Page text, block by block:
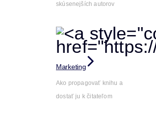
skúsenejších autorov
Marketing
Ako propagovať knihu a
dostať ju k čitateľom